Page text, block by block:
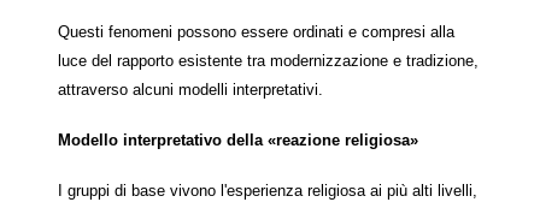
Questi fenomeni possono essere ordinati e compresi alla
luce del rapporto esistente tra modernizzazione e tradizione,
attraverso alcuni modelli interpretativi.
Modello interpretativo della «reazione religiosa»
I gruppi di base vivono l'esperienza religiosa ai più alti livelli,